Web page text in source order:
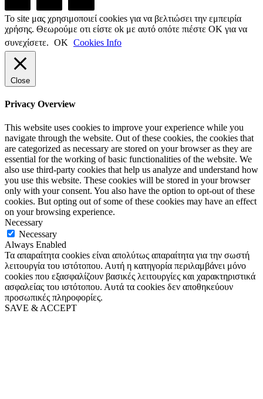
Το site μας χρησιμοποιεί cookies για να βελτιώσει την εμπειρία
χρήσης. Θεωρούμε οτι είστε ok με αυτό οπότε πιέστε ΟΚ για να
συνεχίσετε. ΟΚ Cookies Info
Close
Privacy Overview
This website uses cookies to improve your experience while you
navigate through the website. Out of these cookies, the cookies that
are categorized as necessary are stored on your browser as they are
essential for the working of basic functionalities of the website. We
also use third-party cookies that help us analyze and understand how
you use this website. These cookies will be stored in your browser
only with your consent. You also have the option to opt-out of these
cookies. But opting out of some of these cookies may have an effect
on your browsing experience.
Necessary
Necessary
Always Enabled
Τα απαραίτητα cookies είναι απολύτως απαραίτητα για την σωστή
λειτουργία του ιστότοπου. Αυτή η κατηγορία περιλαμβάνει μόνο
cookies που εξασφαλίζουν βασικές λειτουργίες και χαρακτηριστικά
ασφαλείας του ιστότοπου. Αυτά τα cookies δεν αποθηκεύουν
προσωπικές πληροφορίες.
SAVE & ACCEPT